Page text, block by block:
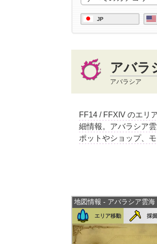
JP
アバラ
アバラシア
FF14 / FFXIV のエリ
細情報。アバラシア
ポットやショップ、
地図情報 - アバラシア雲海
エリア移動 採掘